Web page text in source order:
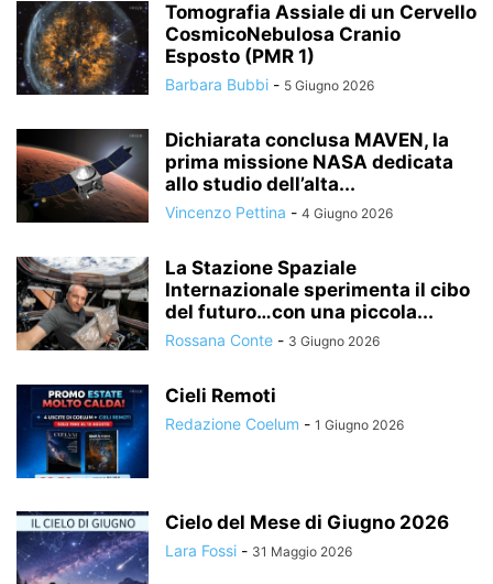
Tomografia Assiale di un Cervello
CosmicoNebulosa Cranio
Esposto (PMR 1)
Barbara Bubbi - 5 Giugno 2026
Dichiarata conclusa MAVEN, la
prima missione NASA dedicata
allo studio dell’alta...
Vincenzo Pettina - 4 Giugno 2026
La Stazione Spaziale
Internazionale sperimenta il cibo
del futuro…con una piccola...
Rossana Conte - 3 Giugno 2026
Cieli Remoti
Redazione Coelum - 1 Giugno 2026
Cielo del Mese di Giugno 2026
Lara Fossi - 31 Maggio 2026